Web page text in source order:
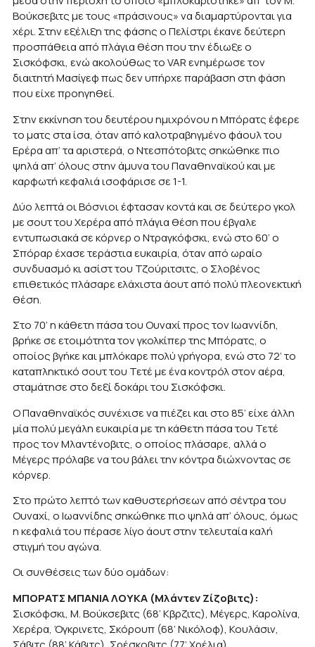
Βούκσεβιτς με τους «πράσινους» να διαμαρτύρονται για
χέρι. Στην εξέλιξη της φάσης ο Πελίστρι έκανε δεύτερη
προσπάθεια από πλάγια θέση που την έδιωξε ο
Σισκόφσκι, ενώ ακολούθως το VAR ενημέρωσε τον
διαιτητή Μασίγεφ πως δεν υπήρχε παράβαση στη φάση
που είχε προηγηθεί.
Στην εκκίνηση του δευτέρου ημιχρόνου η Μπόρατς έφερε
το ματς στα ίσα, όταν από καλοτραβηγμένο φάουλ του
Ερέρα απ’ τα αριστερά, ο Ντεσπότοβιτς σηκώθηκε πιο
ψηλά απ’ όλους στην άμυνα του Παναθηναϊκού και με
καρφωτή κεφαλιά ισοφάρισε σε 1-1.
Δύο λεπτά οι Βόσνιοι έφτασαν κοντά και σε δεύτερο γκολ
με σουτ του Χερέρα από πλάγια θέση που έβγαλε
εντυπωσιακά σε κόρνερ ο Ντραγκόφσκι, ενώ στο 60’ ο
Σπόραρ έχασε τεράστια ευκαιρία, όταν από ωραίο
συνδυασμό κι ασίστ του Τζούριτσιτς, ο Σλοβένος
επιθετικός πλάσαρε ελάχιστα άουτ από πολύ πλεονεκτική
θέση.
Στο 70’ η κάθετη πάσα του Ουναχί προς τον Ιωαννίδη,
βρήκε σε ετοιμότητα τον γκολκίπερ της Μπόρατς, ο
οποίος βγήκε και μπλόκαρε πολύ γρήγορα, ενώ στο 72’ το
καταπληκτικό σουτ του Τετέ με ένα κοντρόλ στον αέρα,
σταμάτησε στο δεξί δοκάρι του Σισκόφσκι.
Ο Παναθηναϊκός συνέχισε να πιέζει και στο 85’ είχε άλλη
μία πολύ μεγάλη ευκαιρία με τη κάθετη πάσα του Τετέ
προς τον Μλαντένοβιτς, ο οποίος πλάσαρε, αλλά ο
Μέγερς πρόλαβε να του βάλει την κόντρα διώχνοντας σε
κόρνερ.
Στο πρώτο λεπτό των καθυστερήσεων από σέντρα του
Ουναχί, ο Ιωαννίδης σηκώθηκε πιο ψηλά απ’ όλους, όμως
η κεφαλιά του πέρασε λίγο άουτ στην τελευταία καλή
στιγμή του αγώνα.
Οι συνθέσεις των δύο ομάδων:
ΜΠΟΡΑΤΣ ΜΠΑΝΙΑ ΛΟΥΚΑ (Μλάντεν Ζίζοβιτς):
Σισκόφσκι, Μ. Βούκσεβιτς (68’ Κβρζιτς), Μέγερς, Καρολίνα,
Χερέρα, Όγκρινετς, Σκόρουπ (68’ Νικόλοφ), Κουλάσιν,